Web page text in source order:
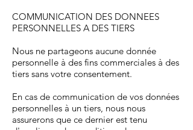
COMMUNICATION DES DONNEES
PERSONNELLES A DES TIERS
Nous ne partageons aucune donnée
personnelle à des fins commerciales à des
tiers sans votre consentement.
En cas de communication de vos données
personnelles à un tiers, nous nous
assurerons que ce dernier est tenu